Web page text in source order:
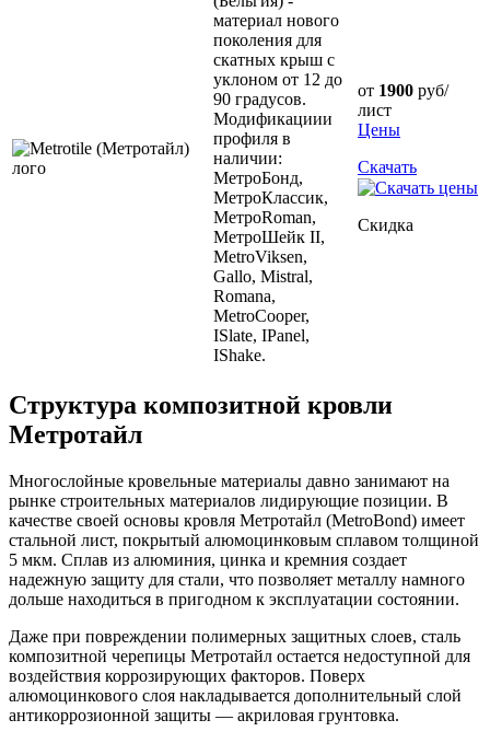
материал нового
поколения для
скатных крыш с
уклоном от 12 до
90 градусов.
Модификациии
профиля в
наличии:
МетроБонд,
МетроКлассик,
МетроRoman,
МетроШейк II,
MetroViksen,
Gallo, Mistral,
Romana,
MetroCooper,
ISlate, IPanel,
IShake.
от 1900 руб/
лист
Цены
Скачать
Скидка
Структура композитной кровли
Метротайл
Многослойные кровельные материалы давно занимают на
рынке строительных материалов лидирующие позиции. В
качестве своей основы кровля Метротайл (MetroBond) имеет
стальной лист, покрытый алюмоцинковым сплавом толщиной
5 мкм. Сплав из алюминия, цинка и кремния создает
надежную защиту для стали, что позволяет металлу намного
дольше находиться в пригодном к эксплуатации состоянии.
Даже при повреждении полимерных защитных слоев, сталь
композитной черепицы Метротайл остается недоступной для
воздействия коррозирующих факторов. Поверх
алюмоцинкового слоя накладывается дополнительный слой
антикоррозионной защиты — акриловая грунтовка.